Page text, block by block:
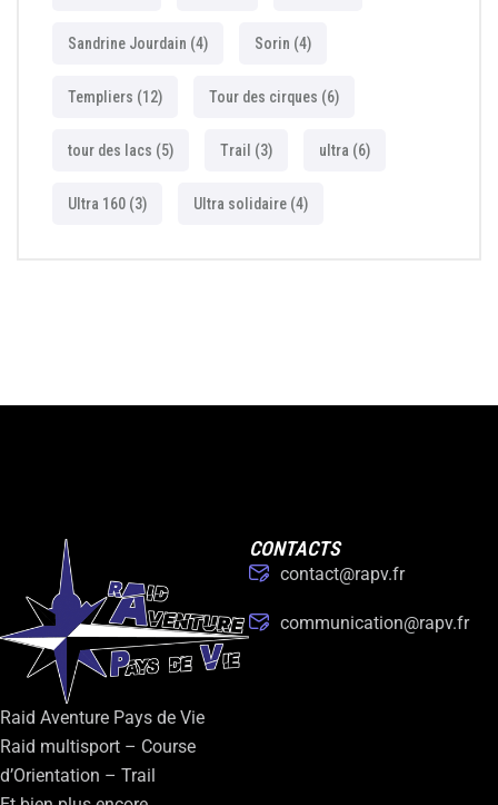
Sandrine Jourdain (4) Sorin (4)
Templiers (12) Tour des cirques (6)
tour des lacs (5) Trail (3) ultra (6)
Ultra 160 (3) Ultra solidaire (4)
Raid Aventure Pays de Vie
Raid multisport – Course
d’Orientation – Trail
CONTACTS
contact@rapv.fr
communication@rapv.fr